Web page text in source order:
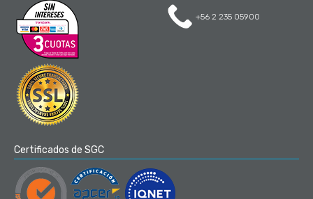
+56 2 235 05900
Certificados de SGC